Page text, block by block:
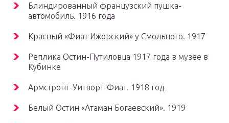
Блиндированный французский пушка-
автомобиль. 1916 года
Красный «Фиат Ижорский» у Смольного. 1917
Реплика Остин-Путиловца 1917 года в музее в
Кубинке
Армстронг-Уитворт-Фиат. 1918 год
Белый Остин «Атаман Богаевский». 1919